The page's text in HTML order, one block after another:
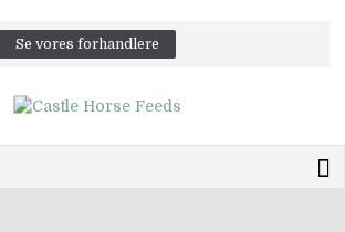
Se vores forhandlere